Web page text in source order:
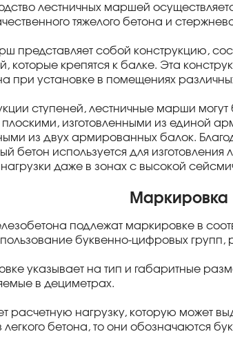
лестничных маршей
тяжелого бетона и
представляет собой конструкцию,
которые крепятся к балке. Эта
при установке в помещениях
ступеней, лестничные марши
плоскими, изготовленными из единой
из двух армированных балок.
бетон используется для
даже в зонах с высокой
Маркировка
подлежат маркировке в
буквенно-цифровых
указывает на тип и габаритные
в дециметрах.
расчетную нагрузку, которую может
бетона, то они обозначаются